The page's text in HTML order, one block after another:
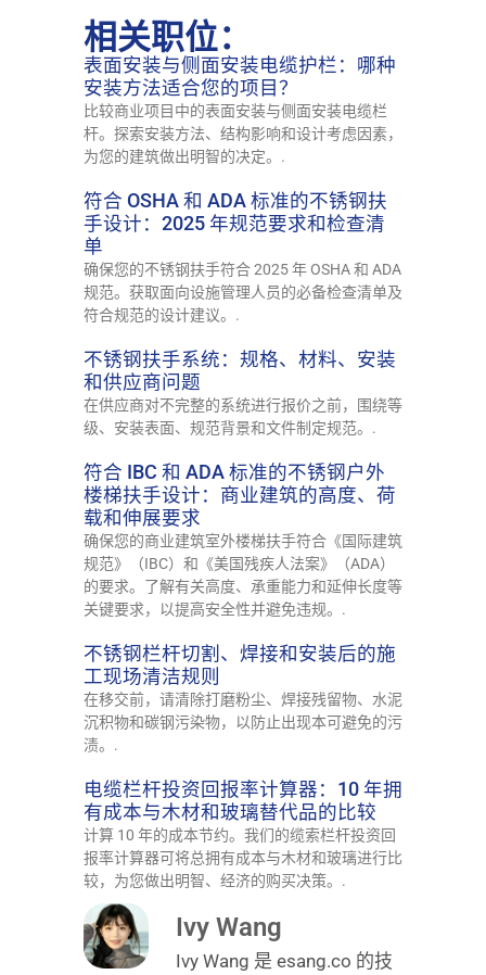
相关职位：
表面安装与侧面安装电缆护栏：哪种
安装方法适合您的项目？
比较商业项目中的表面安装与侧面安装电缆栏
杆。探索安装方法、结构影响和设计考虑因素，
为您的建筑做出明智的决定。.
符合 OSHA 和 ADA 标准的不锈钢扶
手设计：2025 年规范要求和检查清
单
确保您的不锈钢扶手符合 2025 年 OSHA 和 ADA
规范。获取面向设施管理人员的必备检查清单及
符合规范的设计建议。.
不锈钢扶手系统：规格、材料、安装
和供应商问题
在供应商对不完整的系统进行报价之前，围绕等
级、安装表面、规范背景和文件制定规范。.
符合 IBC 和 ADA 标准的不锈钢户外
楼梯扶手设计：商业建筑的高度、荷
载和伸展要求
确保您的商业建筑室外楼梯扶手符合《国际建筑
规范》（IBC）和《美国残疾人法案》（ADA）
的要求。了解有关高度、承重能力和延伸长度等
关键要求，以提高安全性并避免违规。.
不锈钢栏杆切割、焊接和安装后的施
工现场清洁规则
在移交前，请清除打磨粉尘、焊接残留物、水泥
沉积物和碳钢污染物，以防止出现本可避免的污
渍。.
电缆栏杆投资回报率计算器：10 年拥
有成本与木材和玻璃替代品的比较
计算 10 年的成本节约。我们的缆索栏杆投资回
报率计算器可将总拥有成本与木材和玻璃进行比
较，为您做出明智、经济的购买决策。.
Ivy Wang
Ivy Wang 是 esang.co 的技